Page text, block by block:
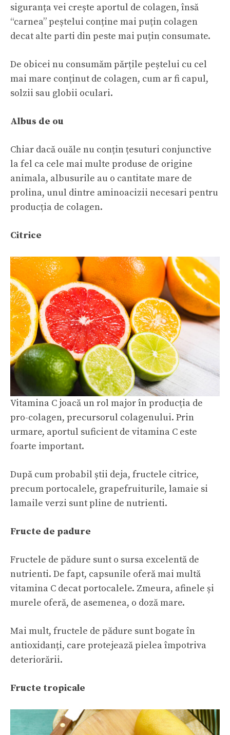
siguranța vei crește aportul de colagen, însă
“carnea” peștelui conține mai puțin colagen
decat alte parti din peste mai puțin consumate.
De obicei nu consumăm părțile peștelui cu cel
mai mare conținut de colagen, cum ar fi capul,
solzii sau globii oculari.
Albus de ou
Chiar dacă ouăle nu conțin țesuturi conjunctive
la fel ca cele mai multe produse de origine
animala, albusurile au o cantitate mare de
prolina, unul dintre aminoacizii necesari pentru
producția de colagen.
Citrice
Vitamina C joacă un rol major în producția de
pro-colagen, precursorul colagenului. Prin
urmare, aportul suficient de vitamina C este
foarte important.
După cum probabil știi deja, fructele citrice,
precum portocalele, grapefruiturile, lamaie si
lamaile verzi sunt pline de nutrienti.
Fructe de padure
Fructele de pădure sunt o sursa excelentă de
nutrienti. De fapt, capsunile oferă mai multă
vitamina C decat portocalele. Zmeura, afinele și
murele oferă, de asemenea, o doză mare.
Mai mult, fructele de pădure sunt bogate în
antioxidanți, care protejează pielea împotriva
deteriorării.
Fructe tropicale